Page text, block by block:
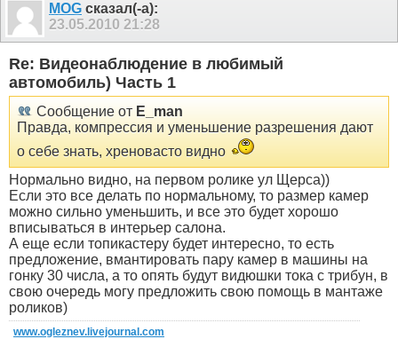
MOG сказал(-а):
23.05.2010 21:28
Re: Видеонаблюдение в любимый
автомобиль) Часть 1
Сообщение от E_man
Правда, компрессия и уменьшение разрешения дают
о себе знать, хреновасто видно
Нормально видно, на первом ролике ул Щерса))
Если это все делать по нормальному, то размер камер
можно сильно уменьшить, и все это будет хорошо
вписываться в интерьер салона.
А еще если топикастеру будет интересно, то есть
предложение, вмантировать пару камер в машины на
гонку 30 числа, а то опять будут видюшки тока с трибун, в
свою очередь могу предложить свою помощь в мантаже
роликов)
www.ogleznev.livejournal.com